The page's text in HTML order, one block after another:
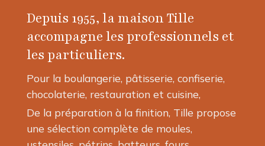
Depuis 1955, la maison Tille
accompagne les professionnels et
les particuliers.
Pour la boulangerie, pâtisserie, confiserie,
chocolaterie, restauration et cuisine,
De la préparation à la finition, Tille propose
une sélection complète de moules,